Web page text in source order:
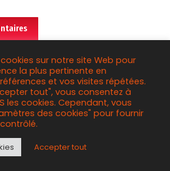
- Création de sites internet
dans l'Ain
Useful Links
sur notre site Web pour
la plus pertinente en
et vos visites répétées.
tout", vous consentez à
les cookies. Cependant, vous
des cookies" pour fournir
Accepter tout